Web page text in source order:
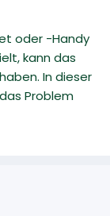
oder -Handy
kann das
In dieser
Problem